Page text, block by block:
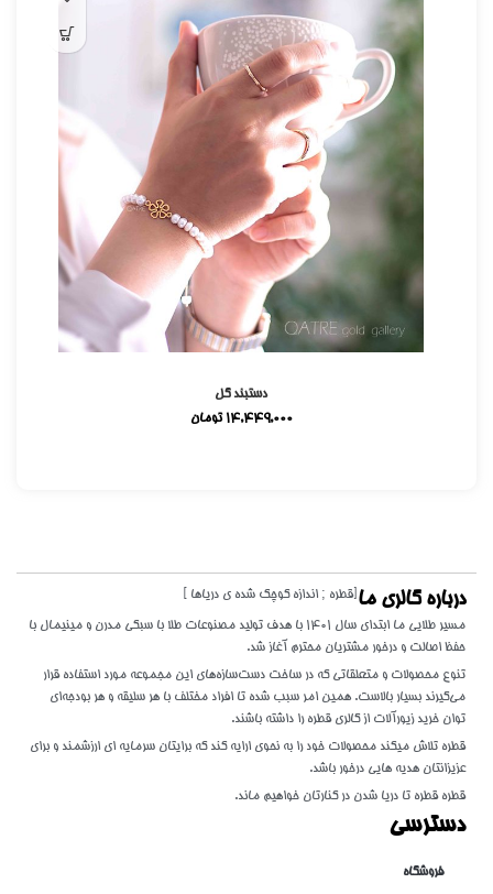
دستبند گل
14,449,000 تومان
درباره گالری ما [قطره ; اندازه کوچک شده ی دریاها ]
مسیر طلایی ما ابتدای سال 1401 با هدف تولید مصنوعات طلا با سبکی مدرن و مینیمال با
حفظ اصالت و درخور مشتریان محترم آغاز شد.
تنوع محصولات و متعلقاتی که در ساخت دست‌سازه‌های این مجموعه مورد استفاده قرار
می‌گیرند بسیار بالاست. همین امر سبب شده تا افراد مختلف با هر سلیقه و هر بودجه‌ای
توان خرید زیورآلات از گالری قطره را داشته باشند.
قطره تلاش میکند محصولات خود را به نحوی ارایه کند که برایتان سرمایه ای ارزشمند و برای
عزیزانتان هدیه هایی درخور باشد.
قطره قطره تا دریا شدن در کنارتان خواهیم ماند.
دسترسی
فروشگاه